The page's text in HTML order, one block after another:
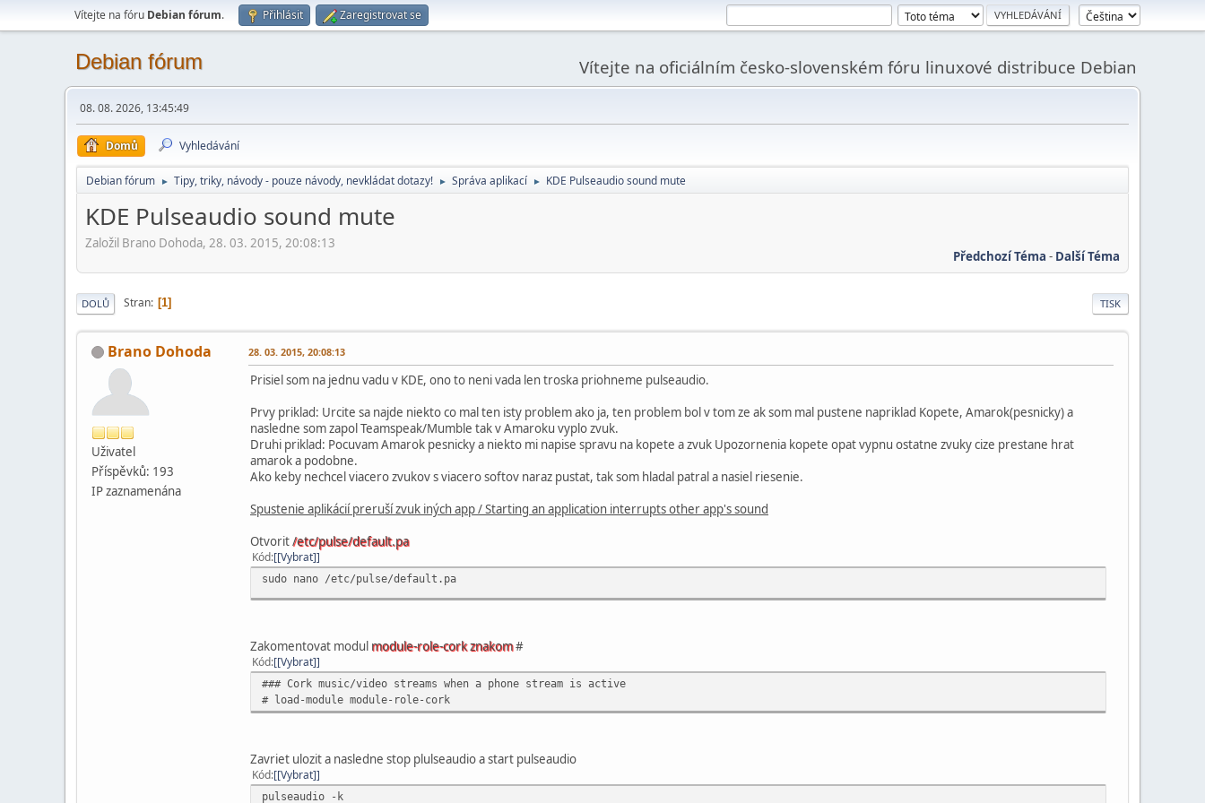
Vítejte na fóru Debian fórum. Přihlásit Zaregistrovat se
Debian fórum Vítejte na oficiálním česko-slovenském fóru linuxové distribuce Debian
08. 08. 2026, 13:45:49
Domů Vyhledávání
Debian fórum ► Tipy, triky, návody - pouze návody, nevkládat dotazy! ► Správa aplikací ► KDE Pulseaudio sound mute
KDE Pulseaudio sound mute
Založil Brano Dohoda, 28. 03. 2015, 20:08:13
Předchozí Téma - Další Téma
TISK
DOLŮ Stran 1
Brano Dohoda
Uživatel
Příspěvků: 193
IP zaznamenána
28. 03. 2015, 20:08:13
Prisiel som na jednu vadu v KDE, ono to neni vada len troska priohneme pulseaudio.
Prvy priklad: Urcite sa najde niekto co mal ten isty problem ako ja, ten problem bol v tom ze ak som mal pustene napriklad Kopete, Amarok(pesnicky) a
nasledne som zapol Teamspeak/Mumble tak v Amaroku vyplo zvuk.
Druhi priklad: Pocuvam Amarok pesnicky a niekto mi napise spravu na kopete a zvuk Upozornenia kopete opat vypnu ostatne zvuky cize prestane hrat
amarok a podobne.
Ako keby nechcel viacero zvukov s viacero softov naraz pustat, tak som hladal patral a nasiel riesenie.
Spustenie aplikácií preruší zvuk iných app / Starting an application interrupts other app's sound
Otvorit/etc/pulse/default.pa
Kód [Vybrat]
sudo nano /etc/pulse/default.pa
Zakomentovat modul module-role-cork znakom#
Kód [Vybrat]
### Cork music/video streams when a phone stream is active
# load-module module-role-cork
Zavriet ulozit a nasledne stop plulseaudio a start pulseaudio
Kód [Vybrat]
pulseaudio -k